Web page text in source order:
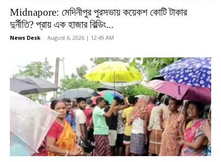
Midnapore: মেদিনীপুর পুরসভায় কয়েকশ কোটি টাকার
দুর্নীতি? প্রায় এক হাজার বিল্ডিং...
News Desk - August 6, 2026 | 12:49 AM